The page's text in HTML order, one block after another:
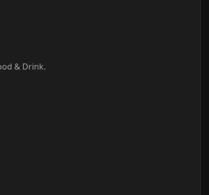
& Drink.